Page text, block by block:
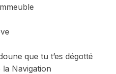
que tu t’es dégotté
Navigation